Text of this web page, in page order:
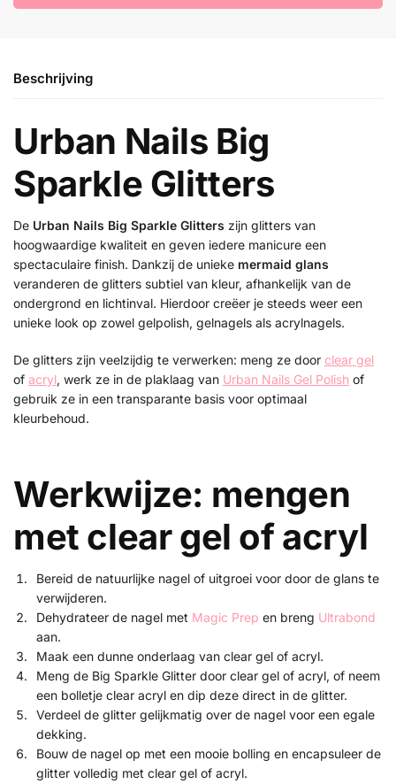
Beschrijving
Urban Nails Big
Sparkle Glitters
De Urban Nails Big Sparkle Glitters zijn glitters van
hoogwaardige kwaliteit en geven iedere manicure een
spectaculaire finish. Dankzij de unieke mermaid glans
veranderen de glitters subtiel van kleur, afhankelijk van de
ondergrond en lichtinval. Hierdoor creëer je steeds weer een
unieke look op zowel gelpolish, gelnagels als acrylnagels.
De glitters zijn veelzijdig te verwerken: meng ze door clear gel
of acryl, werk ze in de plaklaag van Urban Nails Gel Polish of
gebruik ze in een transparante basis voor optimaal
kleurbehoud.
Werkwijze: mengen
met clear gel of acryl
Bereid de natuurlijke nagel of uitgroei voor door de glans te
verwijderen.
Dehydrateer de nagel met Magic Prep en breng Ultrabond
aan.
Maak een dunne onderlaag van clear gel of acryl.
Meng de Big Sparkle Glitter door clear gel of acryl, of neem
een bolletje clear acryl en dip deze direct in de glitter.
Verdeel de glitter gelijkmatig over de nagel voor een egale
dekking.
Bouw de nagel op met een mooie bolling en encapsuleer de
glitter volledig met clear gel of acryl.